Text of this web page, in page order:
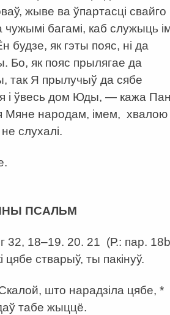
жыве ва ўпартасці свайго
чужымі багамі, каб служыць
будзе, як гэты пояс, ні да
Бо, як пояс прылягае да
так Я прылучыў да сябе
і ўвесь дом Юды, — кажа
народам, імем, хвалою
слухалі.
ПСАЛЬМ
32, 18–19. 20. 21 (Р.: пар.
цябе стварыў, ты пакінуў.
што нарадзіла цябе, *
табе жыццё.